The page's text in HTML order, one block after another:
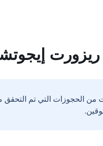
من الحجوزات التي تم